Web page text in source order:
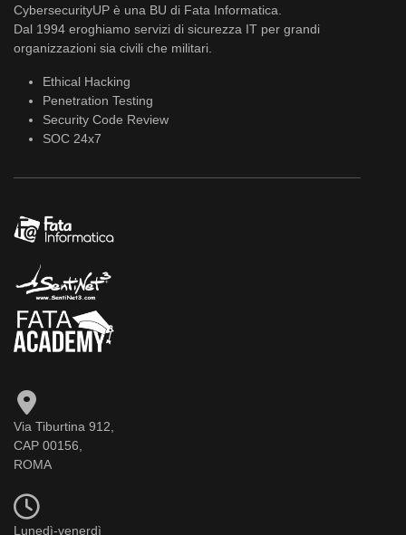
CybersecurityUP è una BU di Fata Informatica.
Dal 1994 eroghiamo servizi di sicurezza IT per grandi
organizzazioni sia civili che militari.
Ethical Hacking
Penetration Testing
Security Code Review
SOC 24x7
Via Tiburtina 912,
CAP 00156,
ROMA
Lunedì-venerdì